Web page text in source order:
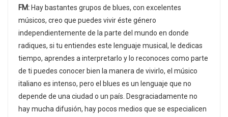
FM: Hay bastantes grupos de blues, con excelentes
músicos, creo que puedes vivir éste género
independientemente de la parte del mundo en donde
radiques, si tu entiendes este lenguaje musical, le dedicas
tiempo, aprendes a interpretarlo y lo reconoces como parte
de ti puedes conocer bien la manera de vivirlo, el músico
italiano es intenso, pero el blues es un lenguaje que no
depende de una ciudad o un país. Desgraciadamente no
hay mucha difusión, hay pocos medios que se especialicen